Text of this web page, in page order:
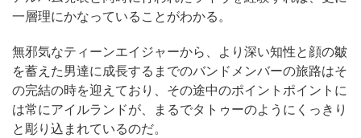
一層理にかなっていることがわかる。
無邪気なティーンエイジャーから、より深い知性と顔の皺
を蓄えた男達に成長するまでのバンドメンバーの旅路はそ
の完結の時を迎えており、その途中のポイントポイントに
は常にアイルランドが、まるでタトゥーのようにくっきり
と彫り込まれているのだ。